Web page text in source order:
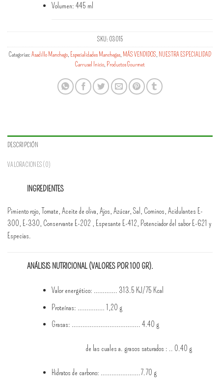
Volumen: 445 ml
SKU: 03015
Categorías: Asadillo Manchego Especialidades Manchegas MÁS VENDIDOS NUESTRA ESPECIALIDAD
Carrusel Inicio Productos Gourmet
DESCRIPCIÓN
VALORACIONES (0)
INGREDIENTES
Pimiento rojo, Tomate, Aceite de oliva, Ajos, Azúcar, Sal, Cominos, Acidulantes E-
300, E-330, Conservante E-202 , Espesante E-412, Potenciador del sabor E-621 y
Especias.
ANÁLISIS NUTRICIONAL (VALORES POR 100 GR).
Valor energético: …………. 313.5 KJ/75 Kcal
Proteínas: …………… 1,20 g
Grasas: ……………………………….. 4.40 g
de las cuales a. grasos saturados : .. 0.40 g
Hidratos de carbono: ………………….7.70 g